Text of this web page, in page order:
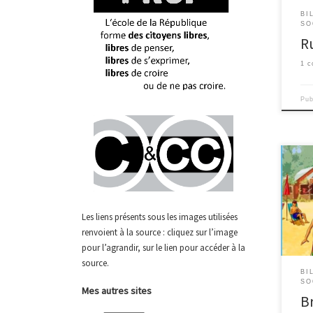
les
1
Ces
est
est
Les liens présents sous les images utilisées
renvoient à la source : cliquez sur l’image
pour l’agrandir, sur le lien pour accéder à la
source.
Mes autres sites